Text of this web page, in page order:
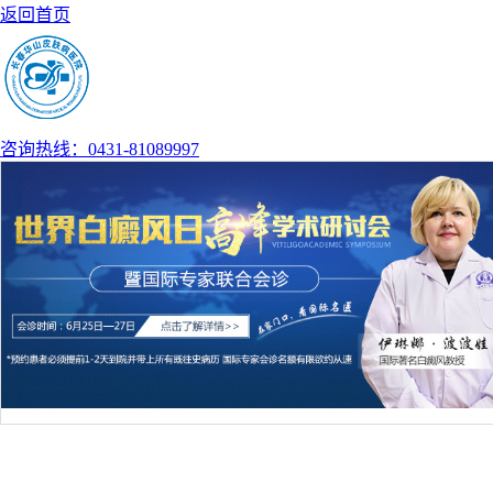
返回首页
咨询热线：0431-81089997